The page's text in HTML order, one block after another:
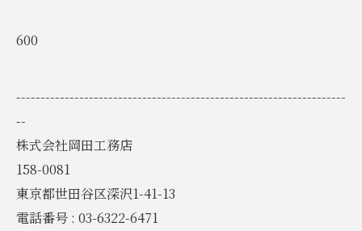
600
--------------------------------------------------------------------
--
株式会社岡田工務店
158-0081
東京都世田谷区深沢1-41-13
電話番号 : 03-6322-6471